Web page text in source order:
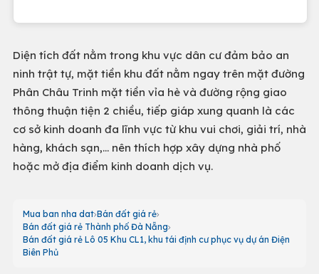
Diện tích đất nằm trong khu vực dân cư đảm bảo an
ninh trật tự, mặt tiền khu đất nằm ngay trên mặt đường
Phân Châu Trinh mặt tiền vỉa hè và đường rộng giao
thông thuận tiện 2 chiều, tiếp giáp xung quanh là các
cơ sở kinh doanh đa lĩnh vực từ khu vui chơi, giải trí, nhà
hàng, khách sạn,... nên thích hợp xây dựng nhà phố
hoặc mở địa điểm kinh doanh dịch vụ.
Mua ban nha dat Bán đất giá rẻ
Bán đất giá rẻ Thành phố Đà Nẵng
Bán đất giá rẻ Lô 05 Khu CL1, khu tái định cư phục vụ dự án Điện
Biên Phủ